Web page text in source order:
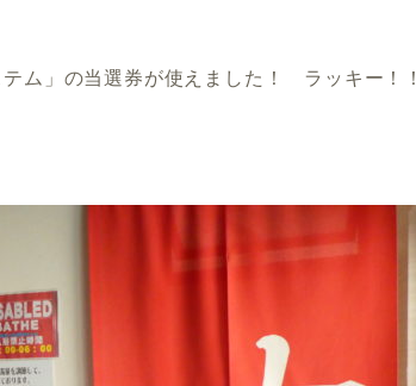
テム」の当選券が使えました！ ラッキー！！